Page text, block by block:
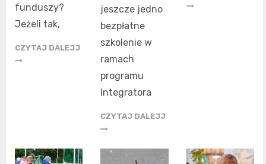
funduszy?
Jeżeli tak,
CZYTAJ DALEJJ
jeszcze jedno
bezpłatne
szkolenie w
ramach
programu
Integratora
CZYTAJ DALEJJ